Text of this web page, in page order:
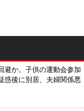
避か。子供の運動会参加
惑後に別居、夫婦関係悪